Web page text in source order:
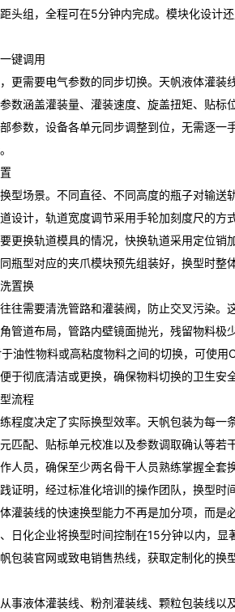
头组，全程可在5分钟内完成。模块化设计
键调用
更需要电气参数的同步切换。天帆液体灌
数涵盖灌装量、灌装速度、旋盖扭矩、贴
参数，设备各单元同步调整到位，无需逐
型场景。不同直径、不同高度的瓶子对输
设计，轨道宽度调节采用手轮加刻度尺的
更换轨道模具的情况，快换轨道采用定位销
瓶型对应的夹爪模块预先组装好，换型时整
置换
往需要清洗管路和灌装阀，防止交叉污染
管道布局，管路内壁镜面抛光，残留物料
油性物料或高粘度物料之间的切换，可使
于彻底清洁或更换，确保物料切换的卫生安全
流程
程度决定了实际换型效率。天帆包装为每
匹配、贴标单元校准以及参数调取确认等
人员，确保至少两名骨干人员熟练掌握全套
证明，经过标准化培训的操作团队，换型时
灌装线的快速换型能力不再是加分项，而
日化企业将换型时间控制在15分钟以内，
包装官网或致电销售热线，获取定制化的换
事液体灌装线、粉剂灌装线、颗粒包装线